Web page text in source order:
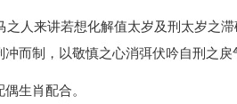
之人来讲若想化解值太岁及刑太岁之
而制，以敬慎之心消弭伏吟自刑之戾
生肖配合。